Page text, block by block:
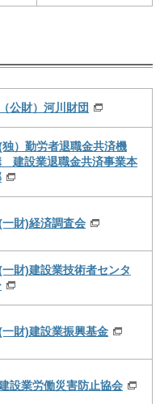
（公財）河川財団
独）勤労者退職金共済機
建設業退職金共済事業本
一財)経済調査会
一財)建設業技術者センタ
一財)建設業振興基金
設業労働災害防止協会